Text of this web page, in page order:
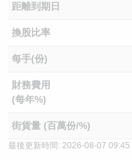
距離到期日
換股比率
每手(份)
財務費用
(每年%)
街貨量 (百萬份/%)
最後更新時間: 2026-08-07 09:45